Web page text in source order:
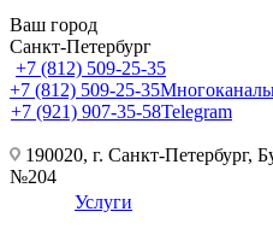
Ваш город
Санкт-Петербург
+7 (812) 509-25-35
+7 (812) 509-25-35
+7 (921) 907-35-58Telegram
190020, г. Санкт-Петербург,
№204
Услуги